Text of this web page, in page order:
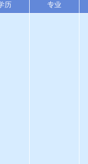
历
专业